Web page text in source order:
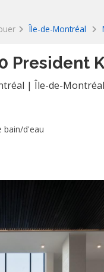
Île-de-Montréal
President
| Île-de-Montréal
bain/d'eau